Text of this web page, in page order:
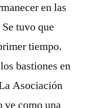
en las
tuvo que
tiempo.
bastiones en
Asociación
ve como una